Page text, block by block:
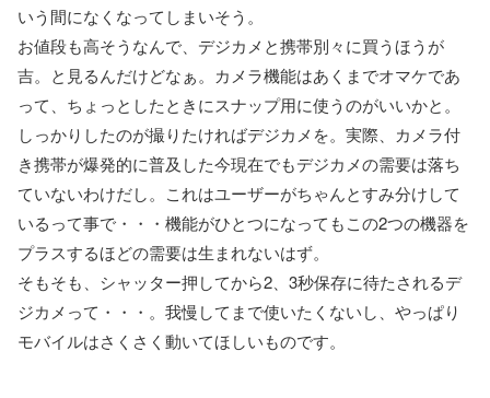
いう間になくなってしまいそう。
お値段も高そうなんで、デジカメと携帯別々に買うほうが
吉。と見るんだけどなぁ。カメラ機能はあくまでオマケであ
って、ちょっとしたときにスナップ用に使うのがいいかと。
しっかりしたのが撮りたければデジカメを。実際、カメラ付
き携帯が爆発的に普及した今現在でもデジカメの需要は落ち
ていないわけだし。これはユーザーがちゃんとすみ分けして
いるって事で・・・機能がひとつになってもこの2つの機器を
プラスするほどの需要は生まれないはず。
そもそも、シャッター押してから2、3秒保存に待たされるデ
ジカメって・・・。我慢してまで使いたくないし、やっぱり
モバイルはさくさく動いてほしいものです。